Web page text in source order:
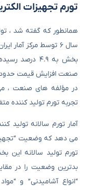
تورم تجهیزات الکتریکی
همانطور که گفته شد ،
سال ۶ توسط مرکز
بخش به ۴.۹
در مؤلفه های صنعت ،
تجربه تورم تولید کننده
می دهد که وضعیت
بدترین وضعیت را در
“انواع آشامیدنی” و